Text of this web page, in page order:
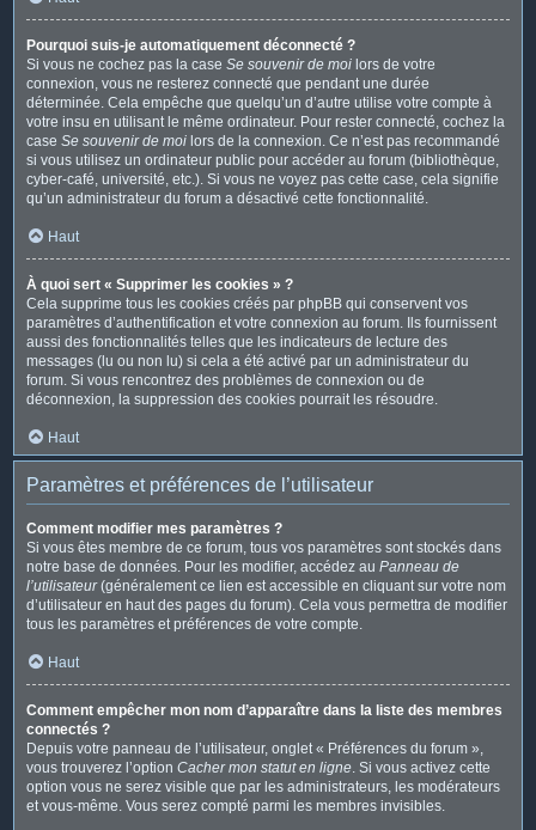
Pourquoi suis-je automatiquement déconnecté ?
Si vous ne cochez pas la case Se souvenir de moi lors de votre
connexion, vous ne resterez connecté que pendant une durée
déterminée. Cela empêche que quelqu’un d’autre utilise votre compte à
votre insu en utilisant le même ordinateur. Pour rester connecté, cochez la
case Se souvenir de moi lors de la connexion. Ce n’est pas recommandé
si vous utilisez un ordinateur public pour accéder au forum (bibliothèque,
cyber-café, université, etc.). Si vous ne voyez pas cette case, cela signifie
qu’un administrateur du forum a désactivé cette fonctionnalité.
Haut
À quoi sert « Supprimer les cookies » ?
Cela supprime tous les cookies créés par phpBB qui conservent vos
paramètres d’authentification et votre connexion au forum. Ils fournissent
aussi des fonctionnalités telles que les indicateurs de lecture des
messages (lu ou non lu) si cela a été activé par un administrateur du
forum. Si vous rencontrez des problèmes de connexion ou de
déconnexion, la suppression des cookies pourrait les résoudre.
Haut
Paramètres et préférences de l’utilisateur
Comment modifier mes paramètres ?
Si vous êtes membre de ce forum, tous vos paramètres sont stockés dans
notre base de données. Pour les modifier, accédez au Panneau de
l’utilisateur(généralement ce lien est accessible en cliquant sur votre nom
d’utilisateur en haut des pages du forum). Cela vous permettra de modifier
tous les paramètres et préférences de votre compte.
Haut
Comment empêcher mon nom d’apparaître dans la liste des membres
connectés ?
Depuis votre panneau de l’utilisateur, onglet « Préférences du forum »,
vous trouverez l’option Cacher mon statut en ligne. Si vous activez cette
option vous ne serez visible que par les administrateurs, les modérateurs
et vous-même. Vous serez compté parmi les membres invisibles.